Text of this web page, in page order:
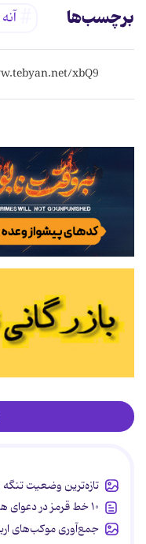
برچسب‌ها
تازه‌ترین وضعیت تنگه
۱۰ خط قرمز در دعوای همسران
جمع‌آوری موکب‌های